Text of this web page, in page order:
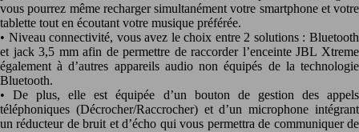
vous pourrez même recharger simultanément votre smartphone et votre
tablette tout en écoutant votre musique préférée.
• Niveau connectivité, vous avez le choix entre 2 solutions : Bluetooth
et jack 3,5 mm afin de permettre de raccorder l’enceinte JBL Xtreme
également à d’autres appareils audio non équipés de la technologie
Bluetooth.
• De plus, elle est équipée d’un bouton de gestion des appels
téléphoniques (Décrocher/Raccrocher) et d’un microphone intégrant
un réducteur de bruit et d’écho qui vous permettra de communiquer de